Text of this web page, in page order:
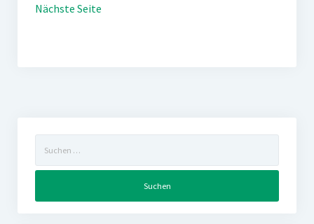
Nächste Seite
nach: